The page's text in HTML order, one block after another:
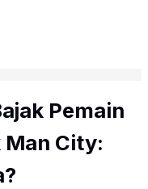
Pemain
Man City: